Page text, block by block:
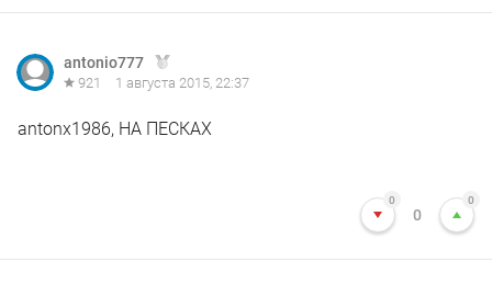
antonio777
921 1 августа 2015, 22:37
antonx1986, НА ПЕСКАХ
0
0
0